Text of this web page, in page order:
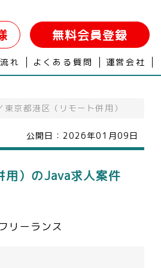
無料会員登録
れ よくある質問 運営会社
京都港区（リモート併用）
公開日： 2026年01月09日
用）のJava求人案件
リーランス